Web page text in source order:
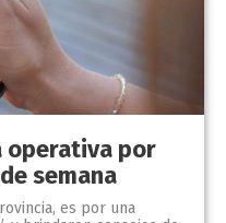
operativa por
semana
es por una